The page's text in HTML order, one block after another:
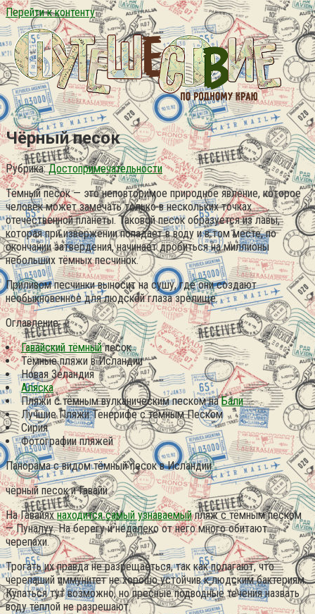
Перейти к контенту
Чёрный песок
Рубрика: Достопримечательности
Тёмный песок — это неповторимое природное явление, которое
человек может замечать только в нескольких точках
отечественной планеты. Таковой песок образуется из лавы,
которая при извержении попадает в воду и в том месте, по
окончании затвердения, начинает дробиться на миллионы
небольших тёмных песчинок.
Приливом песчинки выносит на сушу, где они создают
необыкновенное для людской глаза зрелище.
Оглавление:
Гавайский тёмныйпесок
Тёмные пляжи в Исландии
Новая Зеландия
Аляска
Пляжи с тёмным вулканическим песком наБали
Лучшие Пляжи Тенерифе с тёмным Песком
Сирия
Фотографии пляжей
Панорама с видом тёмный песок в Исландии
чёрный песок и Гавайи
На Гавайяхнаходится самый узнаваемыйпляж с тёмным песком
— Пуналуу. На берегу и недалеко от него много обитают
черепахи.
Трогать их правда не разрещаеться, так как полагают, что
черепаший иммунитет не хорошо устойчив к людским бактериям.
Купаться тут возможно, но пресные подводные течения назвать
воду тёплой не разрешают.